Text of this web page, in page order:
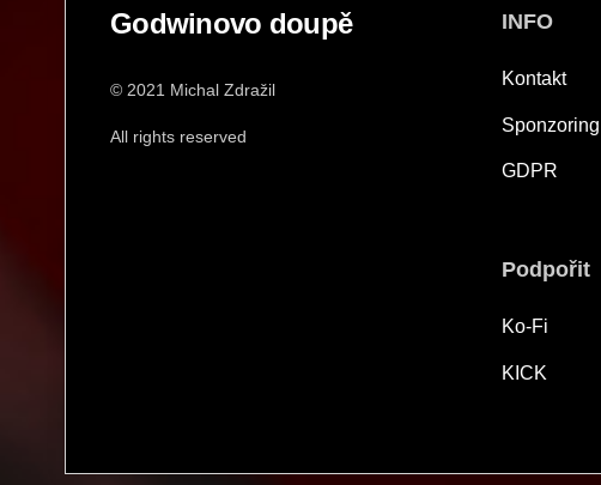
Godwinovo doupě
© 2021 Michal Zdražil
All rights reserved
INFO
Kontakt
Sponzoring
GDPR
Podpořit
Ko-Fi
KICK